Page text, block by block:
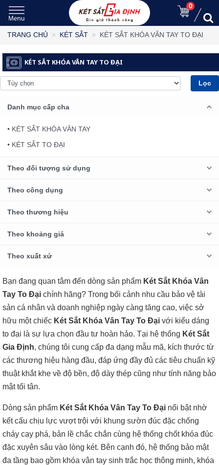
0
TRANG CHỦ KÉT SẮT KÉT SẮT KHÓA VÂN TAY TO ĐẠI
KÉT SẮT KHÓA VÂN TAY TO ĐẠI
Lọc
Danh mục cấp cha
• KÉT SẮT KHÓA VÂN TAY
• KÉT SẮT TO ĐẠI
Theo đối tượng sử dụng
Theo công dụng
Theo thương hiệu
Theo khoảng giá
Theo xuất xứ
Bạn đang quan tâm đến dòng sản phẩm Két Sắt Khóa Vân
Tay To Đại chính hãng? Trong bối cảnh nhu cầu bảo vệ tài
sản cá nhân và doanh nghiệp ngày càng tăng cao, việc sở
hữu một chiếc Két Sắt Khóa Vân Tay To Đại với kiểu dáng
to đại là sự lựa chọn đầu tư hoàn hảo. Tại hệ thống Két Sắt
Gia Định, chúng tôi cung cấp đa dạng mẫu mã, kích thước từ
các thương hiệu hàng đầu, đáp ứng đầy đủ các tiêu chuẩn kỹ
thuật khắt khe về độ bền, độ dày thép cũng như tính năng bảo
mật tối tân.
Dòng sản phẩm Két Sắt Khóa Vân Tay To Đại nổi bật nhờ
kết cấu chịu lực vượt trội với khung sườn đúc đặc chống
cháy cạy phá, bản lề chắc chắn cùng hệ thống chốt khóa đúc
đặc xuyên sâu vào lòng két. Bên cạnh đó, hệ thống bảo mật
đa tầng bao gồm khóa vân tay sinh trắc học thông minh, khóa